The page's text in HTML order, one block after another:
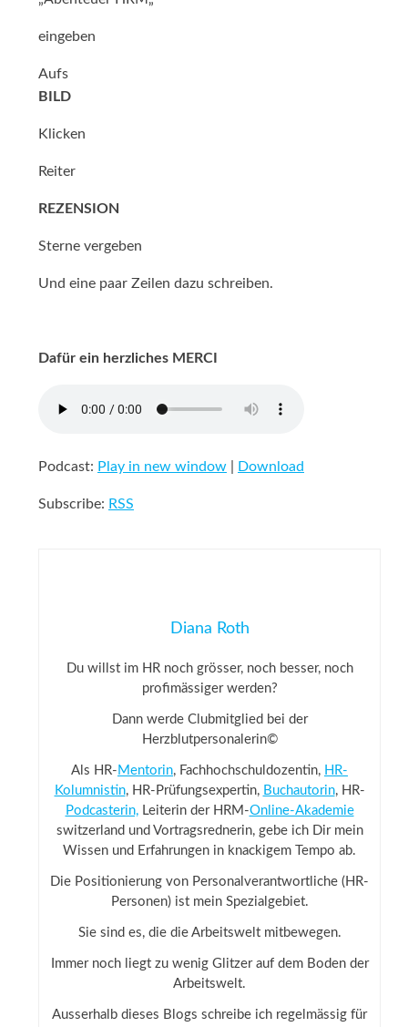
eingeben
Aufs
BILD
Klicken
Reiter
REZENSION
Sterne vergeben
Und eine paar Zeilen dazu schreiben.
Dafür ein herzliches MERCI
Podcast: Play in new window Download
Subscribe: RSS
Diana Roth
Du willst im HR noch grösser, noch besser, noch
profimässiger werden?
Dann werde Clubmitglied bei der
Herzblutpersonalerin©
Als HR- Mentorin, Fachhochschuldozentin, HR-
Kolumnistin, HR-Prüfungsexpertin, Buchautorin, HR-
Podcasterin,Leiterin der HRM-Online-Akademie
switzerland und Vortragsrednerin, gebe ich Dir mein
Wissen und Erfahrungen in knackigem Tempo ab.
Die Positionierung von Personalverantwortliche (HR-
Personen) ist mein Spezialgebiet.
Sie sind es, die die Arbeitswelt mitbewegen.
Immer noch liegt zu wenig Glitzer auf dem Boden der
Arbeitswelt.
Ausserhalb dieses Blogs schreibe ich regelmässig für